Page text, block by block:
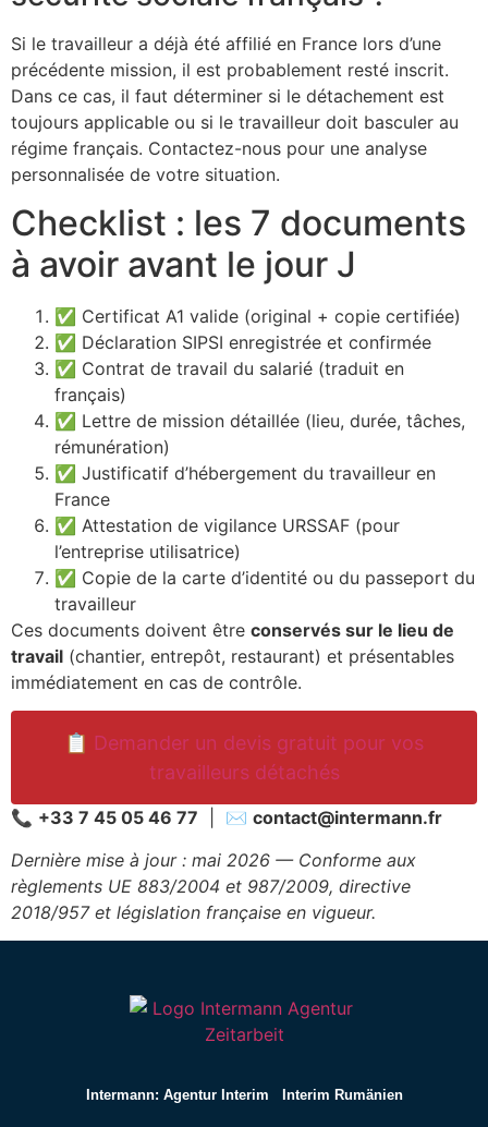
Si le travailleur a déjà été affilié en France lors d’une
précédente mission, il est probablement resté inscrit.
Dans ce cas, il faut déterminer si le détachement est
toujours applicable ou si le travailleur doit basculer au
régime français. Contactez-nous pour une analyse
personnalisée de votre situation.
Checklist : les 7 documents
à avoir avant le jour J
✅ Certificat A1 valide (original + copie certifiée)
✅ Déclaration SIPSI enregistrée et confirmée
✅ Contrat de travail du salarié (traduit en
français)
✅ Lettre de mission détaillée (lieu, durée, tâches,
rémunération)
✅ Justificatif d’hébergement du travailleur en
France
✅ Attestation de vigilance URSSAF (pour
l’entreprise utilisatrice)
✅ Copie de la carte d’identité ou du passeport du
travailleur
Ces documents doivent être conservés sur le lieu de
travail (chantier, entrepôt, restaurant) et présentables
immédiatement en cas de contrôle.
📋 Demander un devis gratuit pour vos
travailleurs détachés
📞 +33 7 45 05 46 77 | ✉️ contact@intermann.fr
Dernière mise à jour : mai 2026 — Conforme aux
règlements UE 883/2004 et 987/2009, directive
2018/957 et législation française en vigueur.
Intermann: Agentur Interim Interim Rumänien